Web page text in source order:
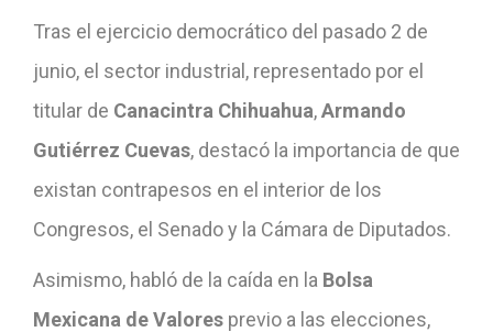
Tras el ejercicio democrático del pasado 2 de
junio, el sector industrial, representado por el
titular de Canacintra Chihuahua,Armando
Gutiérrez Cuevas, destacó la importancia de que
existan contrapesos en el interior de los
Congresos, el Senado y la Cámara de Diputados.
Asimismo, habló de la caída en la Bolsa
Mexicana de Valores previo a las elecciones,